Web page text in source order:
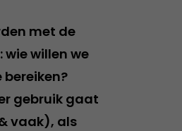
met de
willen we
gebruik gaat
vaak), als